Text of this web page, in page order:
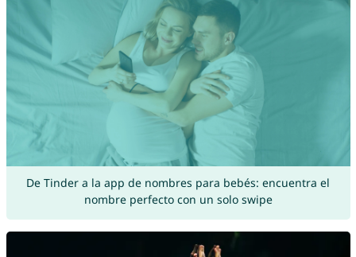
De Tinder a la app de nombres para bebés: encuentra el
nombre perfecto con un solo swipe